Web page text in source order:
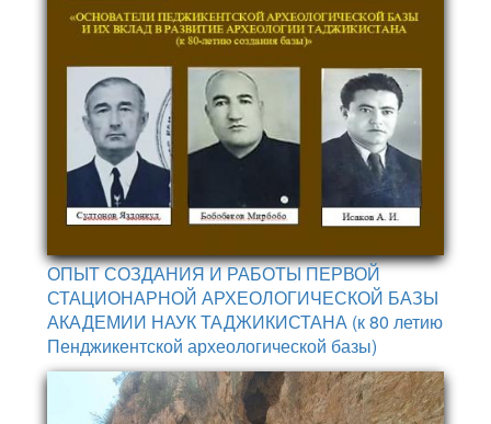
ОПЫТ СОЗДАНИЯ И РАБОТЫ ПЕРВОЙ
СТАЦИОНАРНОЙ АРХЕОЛОГИЧЕСКОЙ БАЗЫ
АКАДЕМИИ НАУК ТАДЖИКИСТАНА (к 80 летию
Пенджикентской археологической базы)